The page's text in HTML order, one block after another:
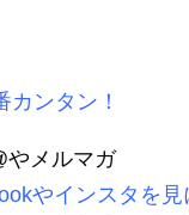
ンタン！
メルマガ
やインスタを見